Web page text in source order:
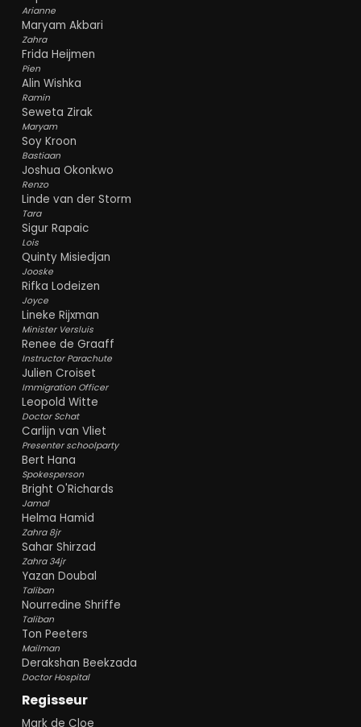
Arianne
Maryam Akbari
Zahra
Frida Heijmen
Pien
Alin Wishka
Ramin
Seweta Zirak
Maryam
Soy Kroon
Bastiaan
Joshua Okonkwo
Renzo
Linde van der Storm
Tara
Sigur Rapaic
Lois
Quinty Misiedjan
Jooske
Rifka Lodeizen
Joyce
Lineke Rijxman
Minister Versluis
Renee de Graaff
Instructor Parachute
Julien Croiset
Immigration Officer
Leopold Witte
Doctor Schat
Carlijn van Vliet
Presenter schoolparty
Bert Hana
Spokesperson
Bright O'Richards
Jamal
Helma Hamid
Zahra 8jr
Sahar Shirzad
Zahra 34jr
Yazan Doubal
Taliban
Nourredine Shriffe
Taliban
Ton Peeters
Mailman
Derakshan Beekzada
Doctor Hospital
Regisseur
Mark de Cloe